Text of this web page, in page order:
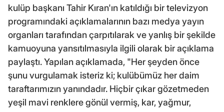
kulüp başkanı Tahir Kıran'ın katıldığı bir televizyon
programındaki açıklamalarının bazı medya yayın
organları tarafından çarpıtılarak ve yanlış bir şekilde
kamuoyuna yansıtılmasıyla ilgili olarak bir açıklama
paylaştı. Yapılan açıklamada, "Her şeyden önce
şunu vurgulamak isteriz ki; kulübümüz her daim
taraftarımızın yanındadır. Hiçbir çıkar gözetmeden
yeşil mavi renklere gönül vermiş, kar, yağmur,